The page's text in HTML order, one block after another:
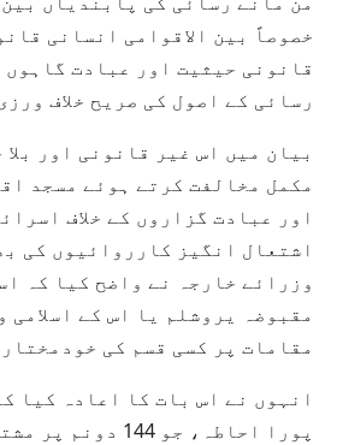
خصوصاً بین الاقوامی انسانی
قانونی حیثیت اور عبادت گاہوں
رسائی کے اصول کی صریح خلاف
بیان میں اس غیر قانونی اور
مکمل مخالفت کرتے ہوئے مسجد
اور عبادت گزاروں کے خلاف
اشتعال انگیز کارروائیوں کی
وزرائے خارجہ نے واضح کیا کہ
مقبوضہ یروشلم یا اس کے اسلامی
مقامات پر کسی قسم کی
انہوں نے اس بات کا اعادہ کیا
پورا احاطہ، جو 144